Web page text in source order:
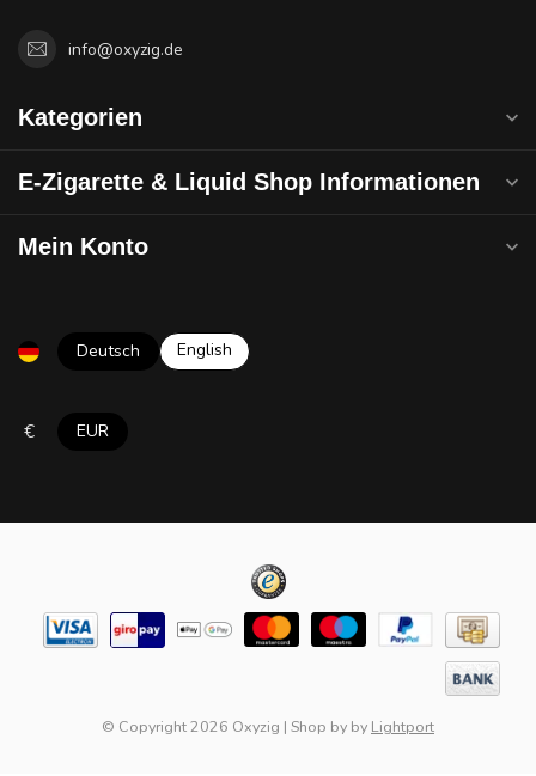
info@oxyzig.de
Kategorien
E-Zigarette & Liquid Shop Informationen
Mein Konto
Deutsch English
€ EUR
© Copyright 2026 Oxyzig | Shop by by Lightport